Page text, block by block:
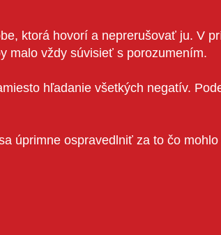
ktorá hovorí a neprerušovať ju. V
malo vždy súvisieť s porozumením.
hľadanie všetkých negatív.
úprimne ospravedlniť za to čo